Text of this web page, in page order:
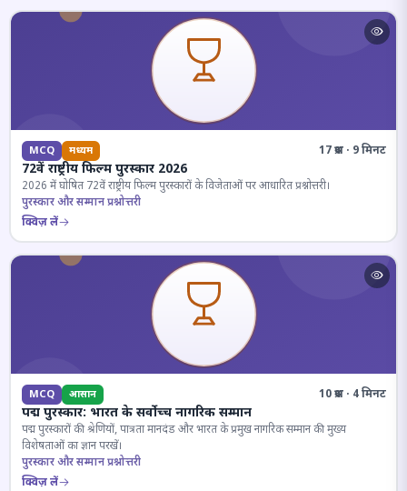
MCQ मध्यम 17 प्रश्न · 9 मिनट
72वें राष्ट्रीय फिल्म पुरस्कार 2026
2026 में घोषित 72वें राष्ट्रीय फिल्म पुरस्कारों के विजेताओं पर आधारित प्रश्नोत्तरी।
पुरस्कार और सम्मान प्रश्नोत्तरी
क्विज़ लें
MCQ आसान 10 प्रश्न · 4 मिनट
पद्म पुरस्कार: भारत के सर्वोच्च नागरिक सम्मान
पद्म पुरस्कारों की श्रेणियों, पात्रता मानदंड और भारत के प्रमुख नागरिक सम्मान की मुख्य
विशेषताओं का ज्ञान परखें।
पुरस्कार और सम्मान प्रश्नोत्तरी
क्विज़ लें